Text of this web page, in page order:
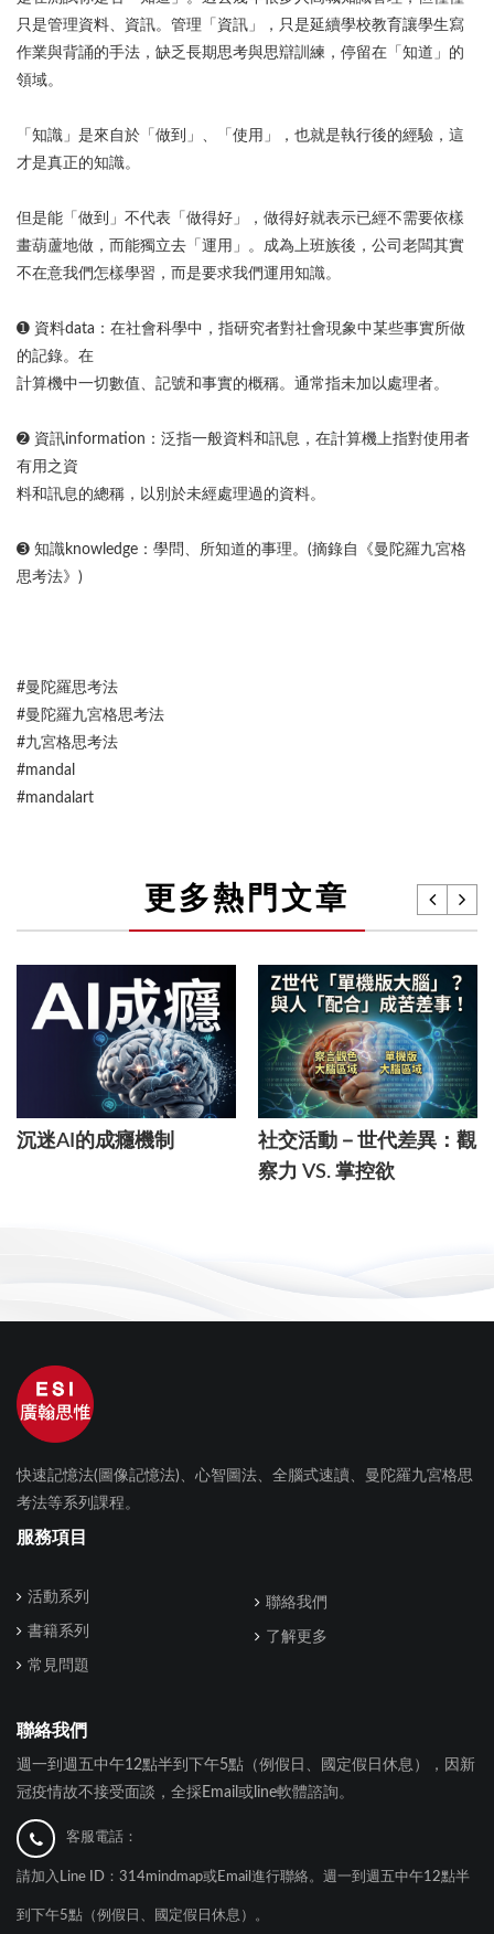
只是管理資料、資訊。管理「資訊」，只是延續學校教育讓學生寫
作業與背誦的手法，缺乏長期思考與思辯訓練，停留在「知道」的
領域。
「知識」是來自於「做到」、「使用」，也就是執行後的經驗，這
才是真正的知識。
但是能「做到」不代表「做得好」，做得好就表示已經不需要依樣
畫葫蘆地做，而能獨立去「運用」。成為上班族後，公司老闆其實
不在意我們怎樣學習，而是要求我們運用知識。
➊ 資料data：在社會科學中，指研究者對社會現象中某些事實所做
的記錄。在
計算機中一切數值、記號和事實的概稱。通常指未加以處理者。
➋ 資訊information：泛指一般資料和訊息，在計算機上指對使用者
有用之資
料和訊息的總稱，以別於未經處理過的資料。
➌ 知識knowledge：學問、所知道的事理。(摘錄自《曼陀羅九宮格
思考法》)
#曼陀羅思考法
#曼陀羅九宮格思考法
#九宮格思考法
#mandal
#mandalart
更多熱門文章
沉迷AI的成癮機制
社交活動－世代差異：觀
察力 VS. 掌控欲
快速記憶法(圖像記憶法)、心智圖法、全腦式速讀、曼陀羅九宮格思
考法等系列課程。
服務項目
活動系列
書籍系列
常見問題
聯絡我們
了解更多
聯絡我們
週一到週五中午12點半到下午5點（例假日、國定假日休息），因新
冠疫情故不接受面談，全採Email或line軟體諮詢。
客服電話：
請加入Line ID：314mindmap或Email進行聯絡。週一到週五中午12點半
到下午5點（例假日、國定假日休息）。